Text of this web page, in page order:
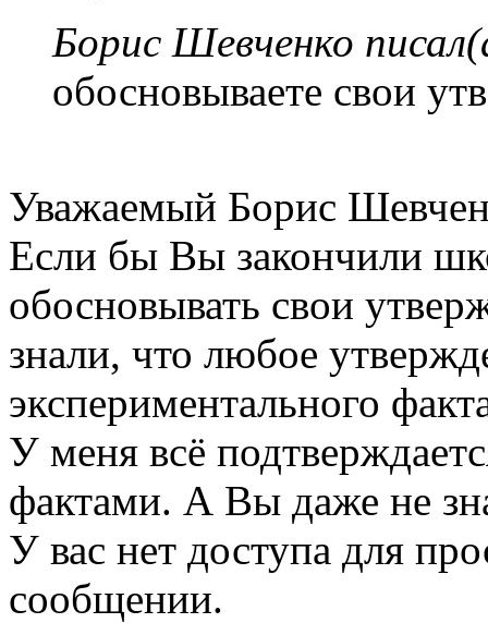
Борис Шевченко
обосновываете свои
Уважаемый Борис
Если бы Вы закончили
обосновывать свои
знали, что любое
экспериментального
У меня всё
фактами. А Вы даже не
У вас нет доступа для
сообщении.